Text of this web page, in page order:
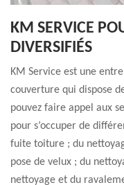
KM SERVICE
DIVERSIFIÉS
KM Service est une
couverture qui dispose
pouvez faire appel aux
pour s’occuper de
fuite toiture ; du
pose de velux ; du
nettoyage et du